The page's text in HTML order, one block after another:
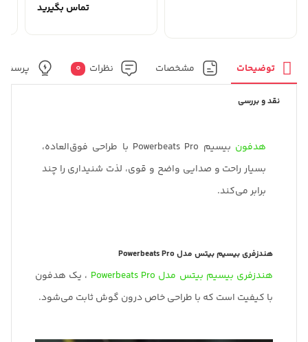
تماس بگیرید
توضیحات مشخصات نظرات 0 پرسش
نقد و بررسی
هدفون
بیسیم Powerbeats Pro با طراحی فوق‌العاده،
بسیار راحت و صدایی واضح و قوی، لذت شنیداری را چند
برابر می‌کند.
هندزفری بیسیم بیتس مدل Powerbeats Pro
هندزفری بیسیم بیتس مدل Powerbeats Pro
، یک هدفون
با کیفیت است که با طراحی خاص درون گوش ثابت می‌شود.